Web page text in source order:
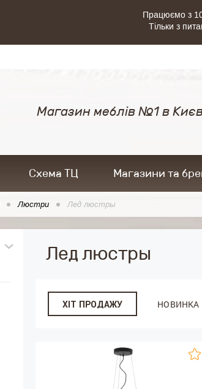
Працюємо з
Тільки з
Магазин меблів №1 в
Схема ТЦ Магазини та
Люстри Лед люстры
Лед люстры
ХІТ ПРОДАЖУ НОВИНКА